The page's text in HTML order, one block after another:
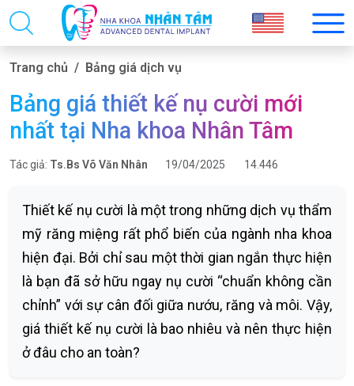
Trang chủ Bảng giá dịch vụ
Bảng giá thiết kế nụ cười mới
nhất tại Nha khoa Nhân Tâm
Tác giả: Ts.Bs Võ Văn Nhân 19/04/2025 14.446
Thiết kế nụ cười là một trong những dịch vụ thẩm
mỹ răng miệng rất phổ biến của ngành nha khoa
hiện đại. Bởi chỉ sau một thời gian ngắn thực hiện
là bạn đã sở hữu ngay nụ cười “chuẩn không cần
chỉnh” với sự cân đối giữa nướu, răng và môi. Vậy,
giá thiết kế nụ cười là bao nhiêu và nên thực hiện
ở đâu cho an toàn?